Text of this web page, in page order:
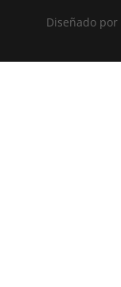
Diseñado por